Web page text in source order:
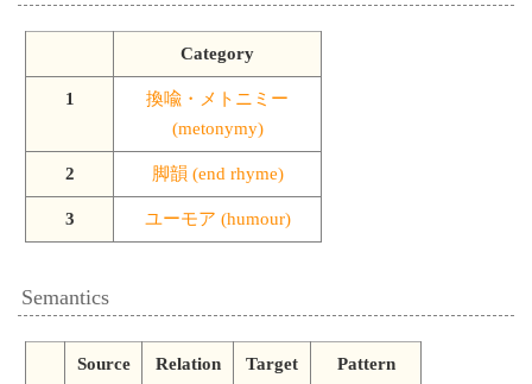
Category
1
換喩・メトニミー
(metonymy)
2 脚韻 (end rhyme)
3 ユーモア (humour)
Semantics
Source Relation Target Pattern